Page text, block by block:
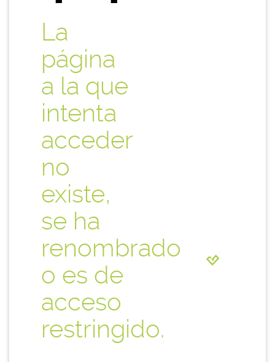
La
página
a la que
intenta
acceder
no
existe,
se ha
renombrado
o es de
acceso
restringido.